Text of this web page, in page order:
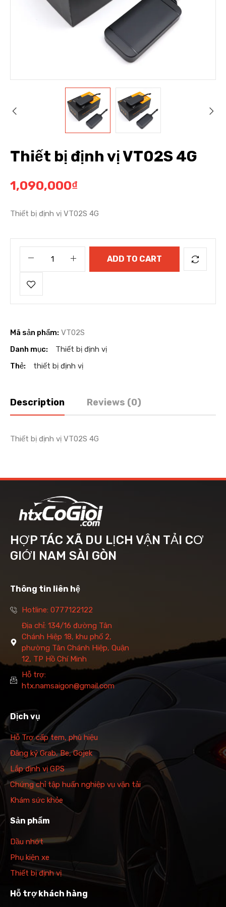
Thiết bị định vị VT02S 4G
1,090,000₫
Thiết bị định vị VT02S 4G
ADD TO CART
Mã sản phẩm: VT02S
Danh mục:
Thiết bị định vị
Thẻ:
thiết bị định vị
Description Reviews (0)
Thiết bị định vị VT02S 4G
HỢP TÁC XÃ DU LỊCH VẬN TẢI CƠ
GIỚI NAM SÀI GÒN
Thông tin liên hệ
Hotline: 0777122122
Địa chỉ: 134/16 đường Tân
Chánh Hiệp 18, khu phố 2,
phường Tân Chánh Hiệp, Quận
12, TP Hồ Chí Minh
Hỗ trợ:
htx.namsaigon@gmail.com
Dịch vụ
Hỗ Trợ cấp tem, phù hiệu
Đăng ký Grab, Be, Gojek
Lắp định vị GPS
Chứng chỉ tập huấn nghiệp vụ vận tải
Khám sức khỏe
Sản phẩm
Dầu nhớt
Phụ kiện xe
Thiết bị định vị
Hỗ trợ khách hàng